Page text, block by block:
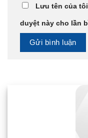
Lưu tên của
duyệt này cho lần